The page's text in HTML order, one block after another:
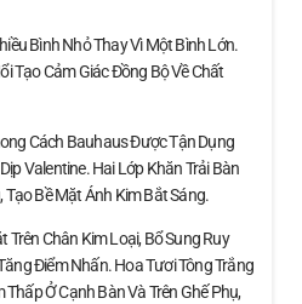
Bình Nhỏ Thay Vì Một Bình Lớn.
Tạo Cảm Giác Đồng Bộ Về Chất
Cách Bauhaus Được Tận Dụng
Valentine. Hai Lớp Khăn Trải Bàn
Bề Mặt Ánh Kim Bắt Sáng.
Trên Chân Kim Loại, Bổ Sung Ruy
Điểm Nhấn. Hoa Tươi Tông Trắng
Ở Cạnh Bàn Và Trên Ghế Phụ,